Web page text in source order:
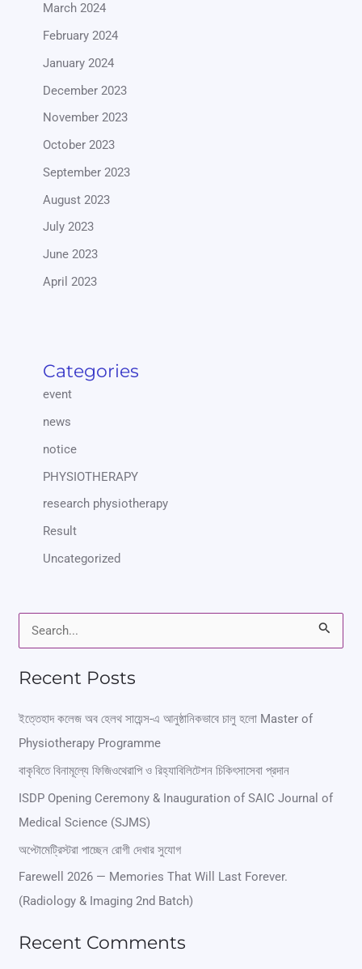
March 2024
February 2024
January 2024
December 2023
November 2023
October 2023
September 2023
August 2023
July 2023
June 2023
April 2023
Categories
event
news
notice
PHYSIOTHERAPY
research physiotherapy
Result
Uncategorized
r
c
h
f
:
Recent Posts
ইত্তেহাদ কলেজ অব হেলথ সায়েন্স-এ আনুষ্ঠানিকভাবে চালু হলো Master of
Physiotherapy Programme
বাকৃবিতে বিনামূল্যে ফিজিওথেরাপি ও রিহ্যাবিলিটেশন চিকিৎসাসেবা প্রদান
ISDP Opening Ceremony & Inauguration of SAIC Journal of
Medical Science (SJMS)
অপ্টোমেট্রিস্টরা পাচ্ছেন রোগী দেখার সুযোগ
Farewell 2026 — Memories That Will Last Forever.
(Radiology & Imaging 2nd Batch)
Recent Comments